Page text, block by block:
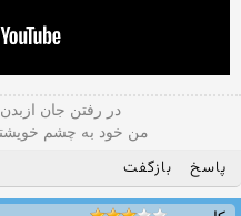
در رفتن جان
من خود به چشم
پاسخ بازگفت